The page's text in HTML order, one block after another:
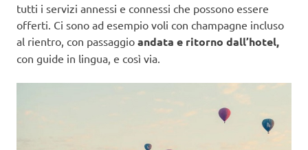
tutti i servizi annessi e connessi che possono essere
offerti. Ci sono ad esempio voli con champagne incluso
al rientro, con passaggio andata e ritorno dall’hotel,
con guide in lingua, e così via.